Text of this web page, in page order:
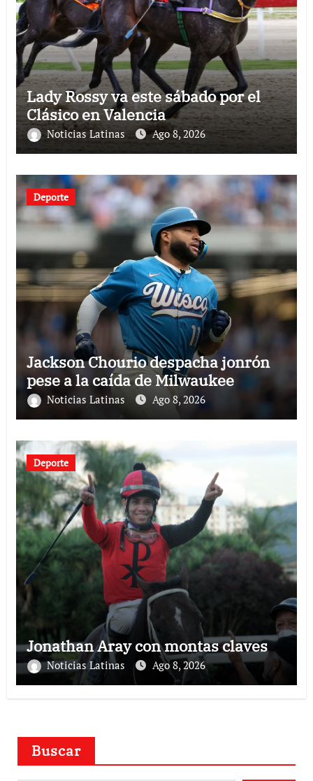
Lady Rossy va este sábado por el
Clásico en Valencia
Noticias Latinas Ago 8, 2026
Deporte
Jackson Chourio despacha jonrón
pese a la caída de Milwaukee
Noticias Latinas Ago 8, 2026
Deporte
Jonathan Aray con montas claves
Noticias Latinas Ago 8, 2026
Buscar